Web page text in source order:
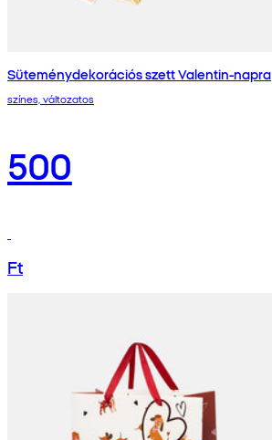
Süteménydekorációs szett Valentin-napra
színes, változatos
500
Ft